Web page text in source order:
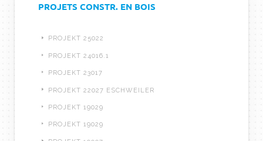
PROJETS CONSTR. EN BOIS
PROJEKT 25022
PROJEKT 24016.1
PROJEKT 23017
PROJEKT 22027 ESCHWEILER
PROJEKT 19029
PROJEKT 19029